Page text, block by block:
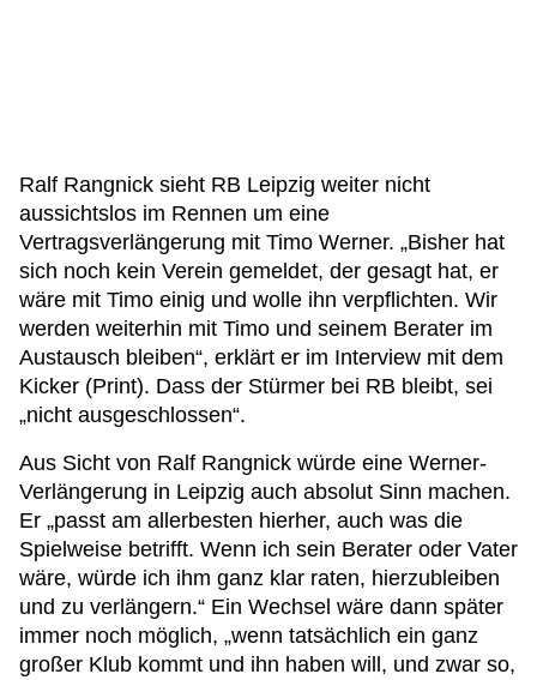
Ralf Rangnick sieht RB Leipzig weiter nicht
aussichtslos im Rennen um eine
Vertragsverlängerung mit Timo Werner. „Bisher hat
sich noch kein Verein gemeldet, der gesagt hat, er
wäre mit Timo einig und wolle ihn verpflichten. Wir
werden weiterhin mit Timo und seinem Berater im
Austausch bleiben“, erklärt er im Interview mit dem
Kicker (Print). Dass der Stürmer bei RB bleibt, sei
„nicht ausgeschlossen“.
Aus Sicht von Ralf Rangnick würde eine Werner-
Verlängerung in Leipzig auch absolut Sinn machen.
Er „passt am allerbesten hierher, auch was die
Spielweise betrifft. Wenn ich sein Berater oder Vater
wäre, würde ich ihm ganz klar raten, hierzubleiben
und zu verlängern.“ Ein Wechsel wäre dann später
immer noch möglich, „wenn tatsächlich ein ganz
großer Klub kommt und ihn haben will, und zwar so,